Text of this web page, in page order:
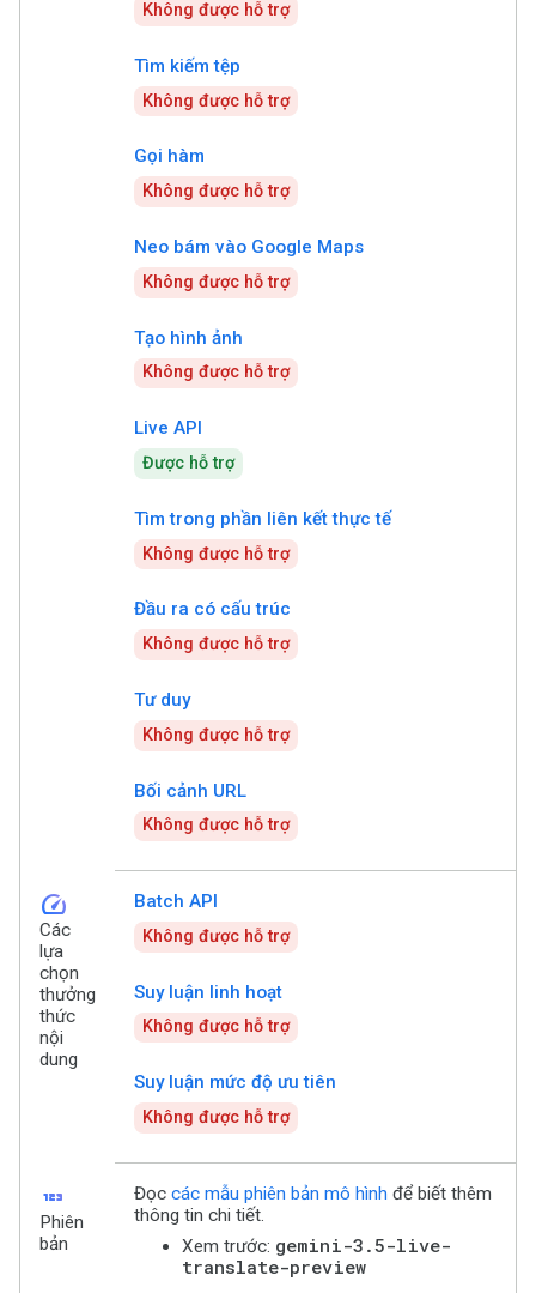
Không được hỗ trợ
Tìm kiếm tệp
Không được hỗ trợ
Gọi hàm
Không được hỗ trợ
Neo bám vào Google Maps
Không được hỗ trợ
Tạo hình ảnh
Không được hỗ trợ
Live API
Được hỗ trợ
Tìm trong phần liên kết thực tế
Không được hỗ trợ
Đầu ra có cấu trúc
Không được hỗ trợ
Tư duy
Không được hỗ trợ
Bối cảnh URL
Không được hỗ trợ
speed
Các
lựa
chọn
thưởng
thức
nội
dung
Batch API
Không được hỗ trợ
Suy luận linh hoạt
Không được hỗ trợ
Suy luận mức độ ưu tiên
Không được hỗ trợ
123
Phiên
bản
Đọc các mẫu phiên bản mô hình để biết thêm
thông tin chi tiết.
Xem trước: gemini-3.5-live-
translate-preview